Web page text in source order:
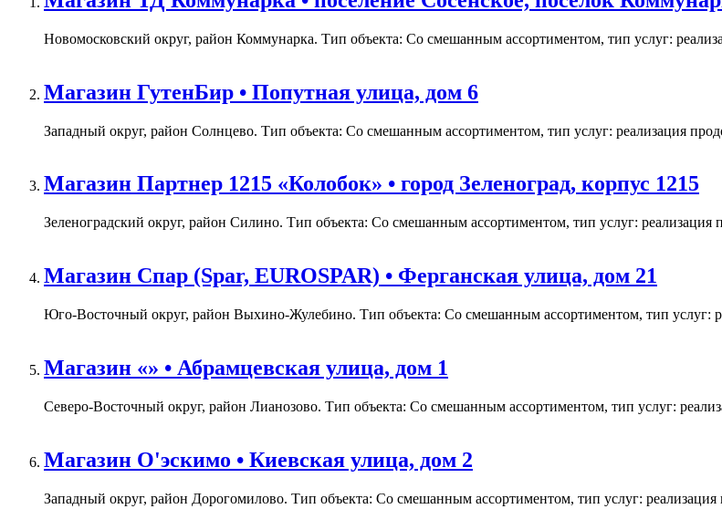
Новомосковский округ, район Коммунарка. Тип объекта: Со смешанным ассортиментом, тип услуг:
Магазин ГутенБир • Попутная улица, дом 6
Западный округ, район Солнцево. Тип объекта: Со смешанным ассортиментом, тип услуг: реализация
Магазин Партнер 1215 «Колобок» • город Зеленоград, корпус 1215
Зеленоградский округ, район Силино. Тип объекта: Со смешанным ассортиментом, тип услуг: реализация
Магазин Спар (Spar, EUROSPAR) • Ферганская улица, дом 21
Юго-Восточный округ, район Выхино-Жулебино. Тип объекта: Со смешанным ассортиментом, тип услуг:
Магазин «» • Абрамцевская улица, дом 1
Северо-Восточный округ, район Лианозово. Тип объекта: Со смешанным ассортиментом, тип услуг:
Магазин О'эскимо • Киевская улица, дом 2
Западный округ, район Дорогомилово. Тип объекта: Со смешанным ассортиментом, тип услуг: реализация